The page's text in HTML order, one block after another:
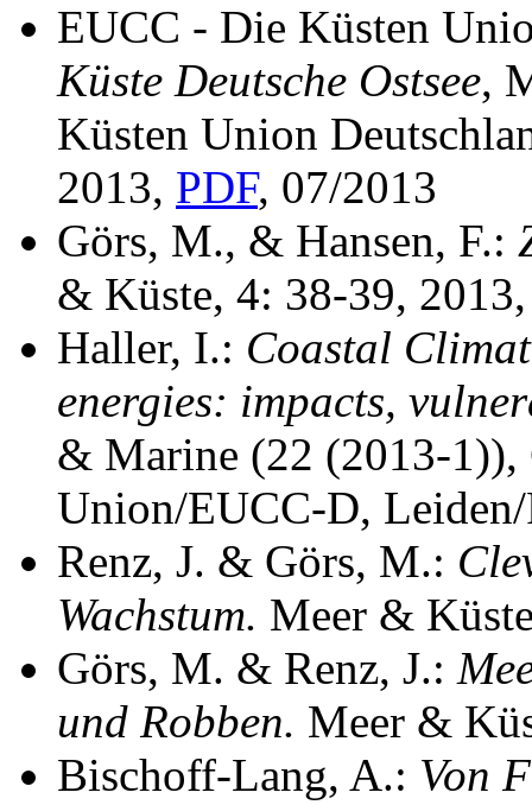
EUCC - Die Küsten
Küste Deutsche Ostsee,
Küsten Union
2013, PDF, 07/2013
Görs, M., & Hansen, F.:
& Küste, 4: 38-39,
Haller, I.: Coastal
energies: impacts,
& Marine (22 (2013-1)),
Union/EUCC-D,
Renz, J. & Görs, M.:
Wachstum. Meer &
Görs, M. & Renz, J.:
und Robben. Meer &
Bischoff-Lang, A.: Von